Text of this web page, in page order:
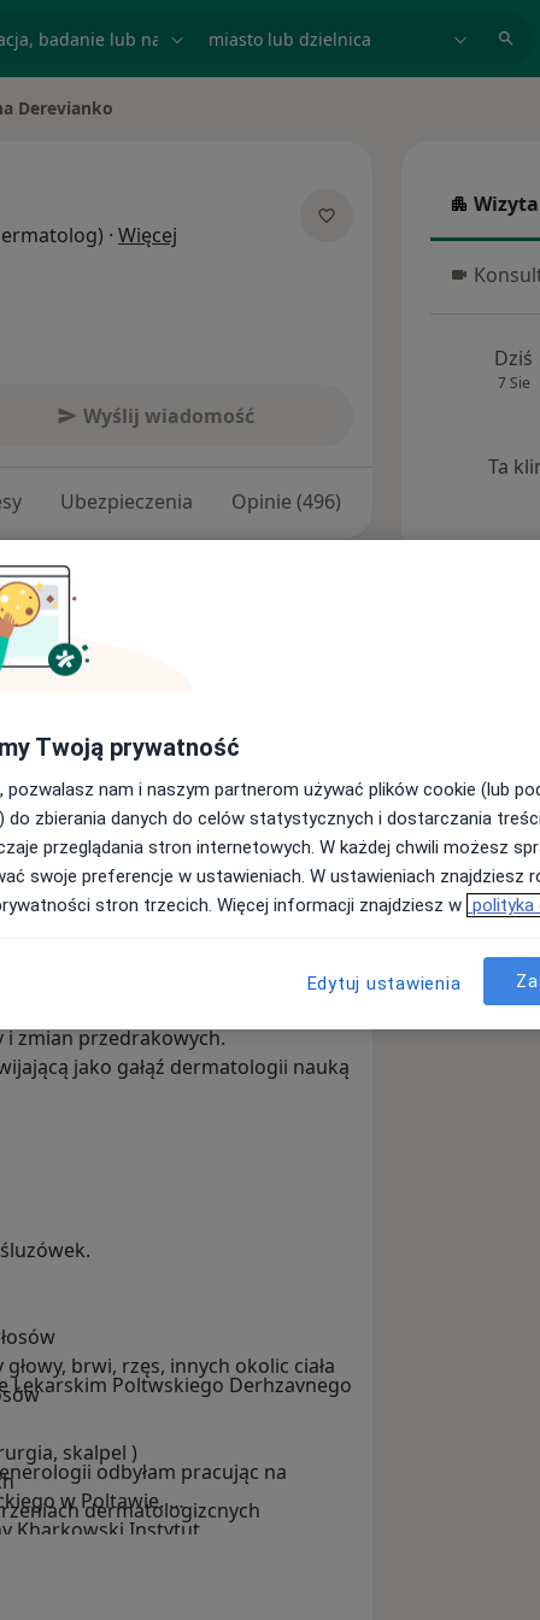
Derevianko
· Więcej
Wyślij wiadomość
Ubezpieczenia Opinie (496)
pracuję jako
miałam rezydenturę z
Szpitalu Uniwersyteckiego w
na bazie Kharkowskiego
Szpitalu Uniwersyteckim.
estetyczną.
i szkoleniach wdrażać badania
zmian przedrakowych.
jako gałąź dermatologii nauką
brwi, rzęs, innych okolic ciała
skalpel )
dermatologizcnych
Lekarskim Poltwskiego Derhzavnego
odbyłam pracując na
w Poltawie.
Kharkowski Instytut
tytuł specjalisty dermatologii i
Wizyta
Dziś
7 Sie
Ta
Twoją prywatność
pozwalasz nam i naszym partnerom używać plików cookie (lub
do zbierania danych do celów statystycznych i dostarczania
przeglądania stron internetowych. W każdej chwili możesz
swoje preferencje w ustawieniach. W ustawieniach znajdziesz
stron trzecich. Więcej informacji znajdziesz w polityka
Edytuj ustawienia